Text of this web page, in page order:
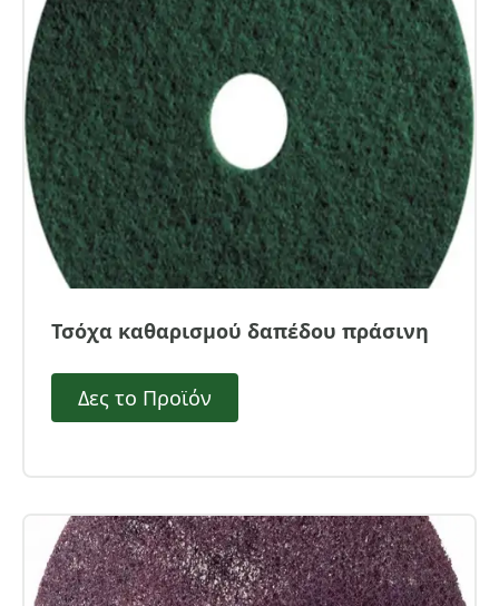
Τσόχα καθαρισμού δαπέδου πράσινη
Δες το Προϊόν